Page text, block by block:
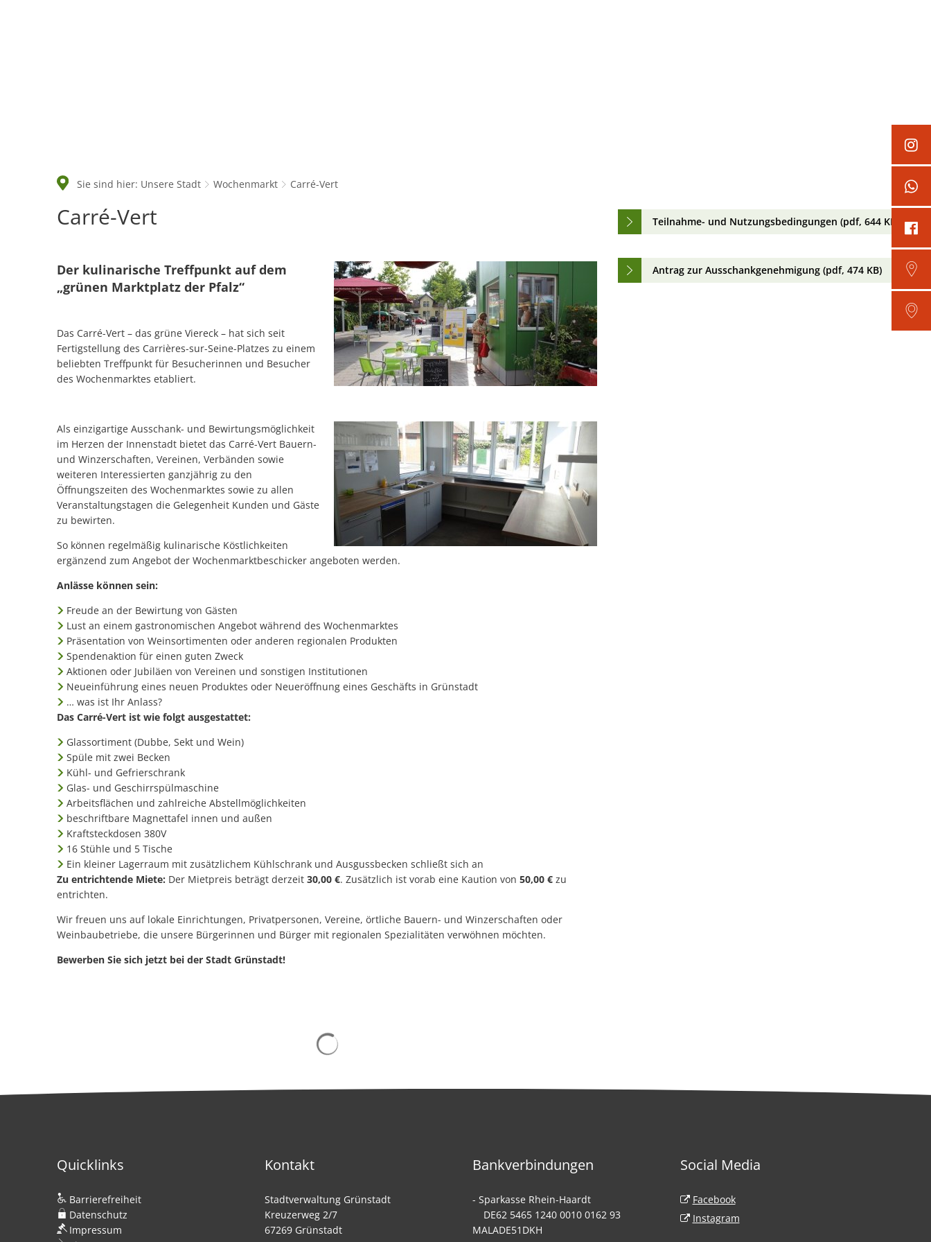
Sie sind hier: Unsere Stadt Wochenmarkt Carré-Vert
Carré-Carré-Vert
Der kulinarische Treffpunkt auf dem
„grünen Marktplatz der Pfalz“
Das Carré-Vert – das grüne Viereck – hat sich seit
Fertigstellung des Carrières-sur-Seine-Platzes zu einem
beliebten Treffpunkt für Besucherinnen und Besucher
des Wochenmarktes etabliert.
Als einzigartige Ausschank- und Bewirtungsmöglichkeit
im Herzen der Innenstadt bietet das Carré-Vert Bauern-
und Winzerschaften, Vereinen, Verbänden sowie
weiteren Interessierten ganzjährig zu den
Öffnungszeiten des Wochenmarktes sowie zu allen
Veranstaltungstagen die Gelegenheit Kunden und Gäste
zu bewirten.
So können regelmäßig kulinarische Köstlichkeiten
ergänzend zum Angebot der Wochenmarktbeschicker angeboten werden.
Anlässe können sein:
Freude an der Bewirtung von Gästen
Lust an einem gastronomischen Angebot während des Wochenmarktes
Präsentation von Weinsortimenten oder anderen regionalen Produkten
Spendenaktion für einen guten Zweck
Aktionen oder Jubiläen von Vereinen und sonstigen Institutionen
Neueinführung eines neuen Produktes oder Neueröffnung eines Geschäfts in Grünstadt
… was ist Ihr Anlass?
Das Carré-Vert ist wie folgt ausgestattet:
Glassortiment (Dubbe, Sekt und Wein)
Spüle mit zwei Becken
Kühl- und Gefrierschrank
Glas- und Geschirrspülmaschine
Arbeitsflächen und zahlreiche Abstellmöglichkeiten
beschriftbare Magnettafel innen und außen
Kraftsteckdosen 380V
16 Stühle und 5 Tische
Ein kleiner Lagerraum mit zusätzlichem Kühlschrank und Ausgussbecken schließt sich an
Zu entrichtende Miete: Der Mietpreis beträgt derzeit 30,00 €. Zusätzlich ist vorab eine Kaution von 50,00 € zu
entrichten.
Wir freuen uns auf lokale Einrichtungen, Privatpersonen, Vereine, örtliche Bauern- und Winzerschaften oder
Weinbaubetriebe, die unsere Bürgerinnen und Bürger mit regionalen Spezialitäten verwöhnen möchten.
Bewerben Sie sich jetzt bei der Stadt Grünstadt!
Teilnahme- und Nutzungsbedingungen (pdf, 644 KB)
Antrag zur Ausschankgenehmigung (pdf, 474 KB)
Quicklinks
Barrierefreiheit
Datenschutz
Impressum
Kontakt
Stadtverwaltung Grünstadt
Kreuzerweg 2/7
67269 Grünstadt
Bankverbindungen
- Sparkasse Rhein-Haardt
DE62 5465 1240 0010 0162 93
MALADE51DKH
Social Media
Facebook
Instagram